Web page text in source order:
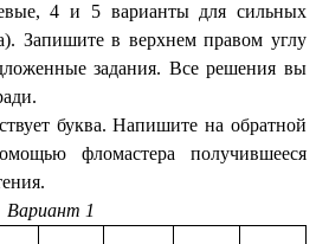
4 и 5 варианты для сильных
Запишите в верхнем правом углу
задания. Все решения вы
буква. Напишите на обратной
фломастера получившееся
Вариант 1